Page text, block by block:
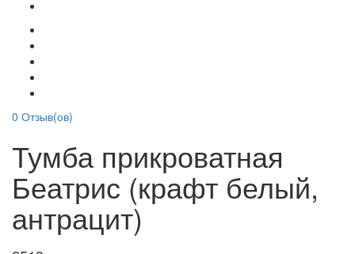
0 Отзыв(ов)
Тумба прикроватная
Беатрис (крафт белый,
антрацит)